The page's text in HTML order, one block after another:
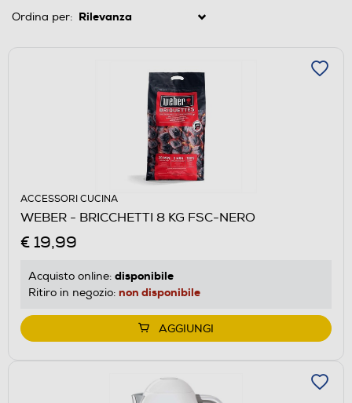
Ordina per:
ACCESSORI CUCINA
WEBER - BRICCHETTI 8 KG FSC-NERO
€ 19,99
Acquisto online: disponibile
Ritiro in negozio: non disponibile
AGGIUNGI